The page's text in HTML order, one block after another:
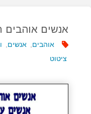
אנשים אוהבים
אוהבים אנשים
ציטוט